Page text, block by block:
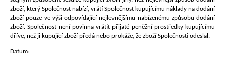
zboží, který Společnost nabízí, vrátí Společnost kupujícímu náklady na dodání
zboží pouze ve výši odpovídající nejlevnějšímu nabízenému způsobu dodání
zboží. Společnost není povinna vrátit přijaté peněžní prostředky kupujícímu
dříve, než ji kupující zboží předá nebo prokáže, že zboží Společnosti odeslal.
Datum: